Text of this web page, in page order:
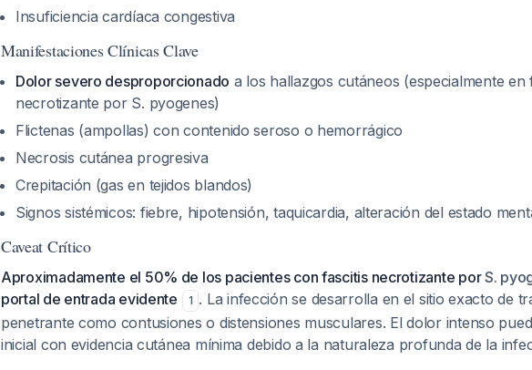
Insuficiencia cardíaca congestiva
Manifestaciones Clínicas Clave
Dolor severo desproporcionado a los hallazgos cutáneos (especialmente en
necrotizante por S. pyogenes)
Flictenas (ampollas) con contenido seroso o hemorrágico
Necrosis cutánea progresiva
Crepitación (gas en tejidos blandos)
Signos sistémicos: fiebre, hipotensión, taquicardia, alteración del estado
Caveat Crítico
Aproximadamente el 50% de los pacientes con fascitis necrotizante porS.
portal de entrada evidente
1 . La infección se desarrolla en el sitio exacto de
penetrante como contusiones o distensiones musculares. El dolor intenso
inicial con evidencia cutánea mínima debido a la naturaleza profunda de la